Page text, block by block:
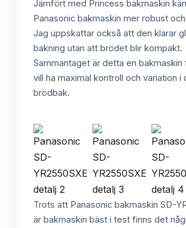
Jämfört med Princess bakmaskin
Panasonic bakmaskin mer robust
Jag uppskattar också att den klarar
bakning utan att brödet blir kompakt.
Sammantaget är detta en
vill ha maximal kontroll och variation i
brödbak.
Trots att Panasonic bakmaskin SD-
är bakmaskin bäst i test finns det